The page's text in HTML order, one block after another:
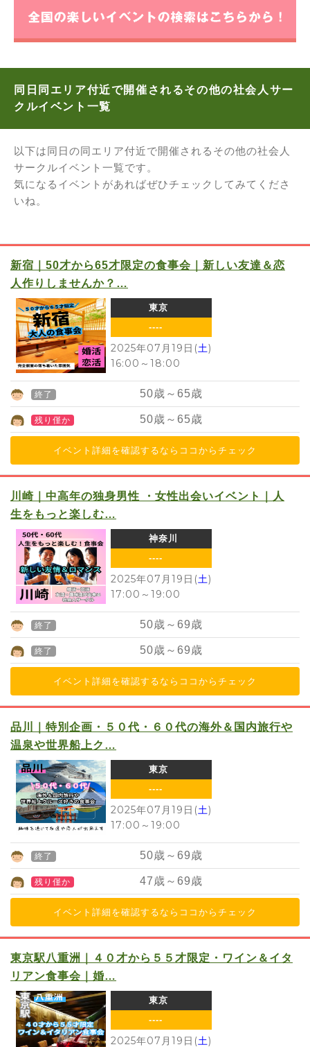
同日同エリア付近で開催されるその他の社会人サー
クルイベント一覧
以下は同日の同エリア付近で開催されるその他の社会人
サークルイベント一覧です。
気になるイベントがあればぜひチェックしてみてくださ
いね。
新宿｜50才から65才限定の食事会｜新しい友達＆恋
人作りしませんか？…
東京
----
2025年07月19日(土)
16:00 ～ 18:00
終了 50歳～65歳
残り僅か 50歳～65歳
イベント詳細を確認するならココからチェック
川崎｜中高年の独身男性 ・女性出会いイベント｜人
生をもっと楽しむ…
神奈川
----
2025年07月19日(土)
17:00 ～ 19:00
終了 50歳～69歳
終了 50歳～69歳
イベント詳細を確認するならココからチェック
品川｜特別企画・５０代・６０代の海外＆国内旅行や
温泉や世界船上ク…
東京
----
2025年07月19日(土)
17:00 ～ 19:00
終了 50歳～69歳
残り僅か 47歳～69歳
イベント詳細を確認するならココからチェック
東京駅八重洲｜４０才から５５才限定・ワイン＆イタ
リアン食事会｜婚…
東京
----
2025年07月19日(土)